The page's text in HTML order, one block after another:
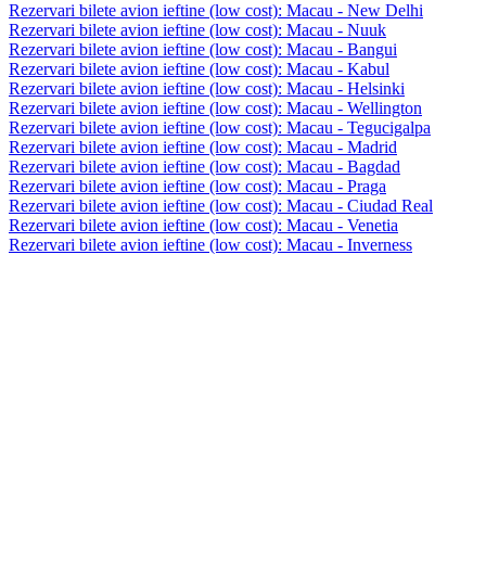
Rezervari bilete avion ieftine (low cost): Macau - New Delhi
Rezervari bilete avion ieftine (low cost): Macau - Nuuk
Rezervari bilete avion ieftine (low cost): Macau - Bangui
Rezervari bilete avion ieftine (low cost): Macau - Kabul
Rezervari bilete avion ieftine (low cost): Macau - Helsinki
Rezervari bilete avion ieftine (low cost): Macau - Wellington
Rezervari bilete avion ieftine (low cost): Macau - Tegucigalpa
Rezervari bilete avion ieftine (low cost): Macau - Madrid
Rezervari bilete avion ieftine (low cost): Macau - Bagdad
Rezervari bilete avion ieftine (low cost): Macau - Praga
Rezervari bilete avion ieftine (low cost): Macau - Ciudad Real
Rezervari bilete avion ieftine (low cost): Macau - Venetia
Rezervari bilete avion ieftine (low cost): Macau - Inverness